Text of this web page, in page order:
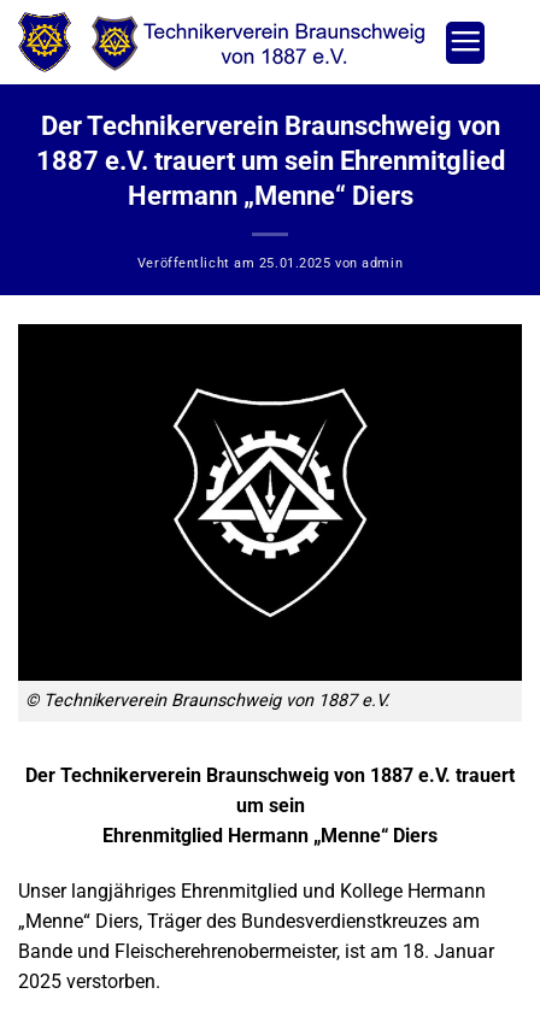
Zum
Inhalt
springen
Der Technikerverein Braunschweig von
1887 e.V. trauert um sein Ehrenmitglied
Hermann „Menne“ Diers
Veröffentlicht am 25.01.2025 vonadmin
© Technikerverein Braunschweig von 1887 e.V.
Der Technikerverein Braunschweig von 1887 e.V. trauert
um sein
Ehrenmitglied Hermann „Menne“ Diers
Unser langjähriges Ehrenmitglied und Kollege Hermann
„Menne“ Diers, Träger des Bundesverdienstkreuzes am
Bande und Fleischerehrenobermeister, ist am 18. Januar
2025 verstorben.